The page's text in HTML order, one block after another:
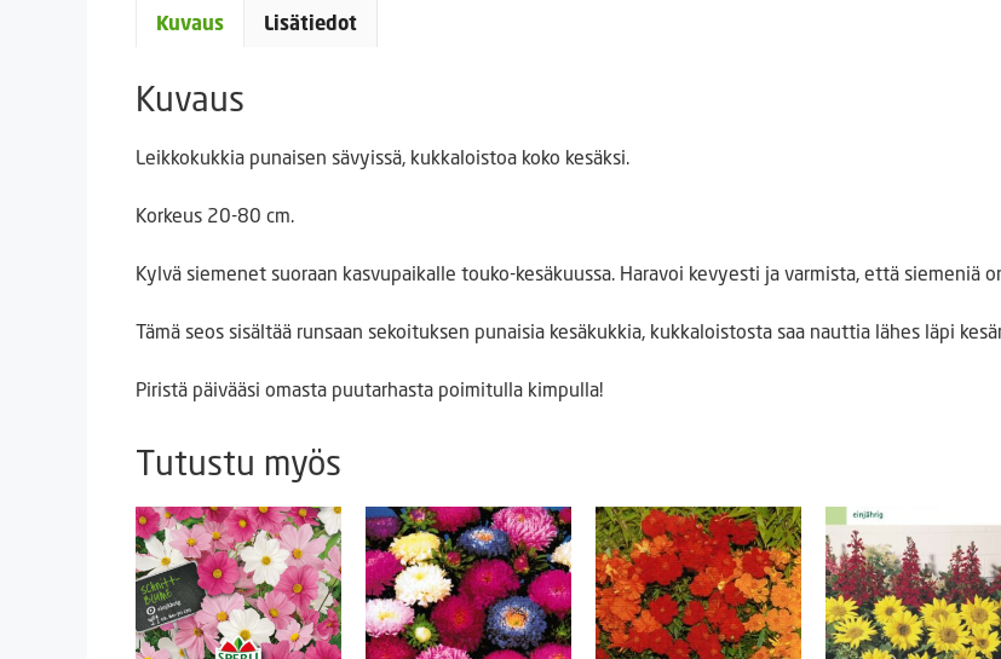
Kuvaus Lisätiedot
Kuvaus
Leikkokukkia punaisen sävyissä, kukkaloistoa koko kesäksi.
Korkeus 20-80 cm.
Kylvä siemenet suoraan kasvupaikalle touko-kesäkuussa. Haravoi kevyesti ja varmista, että siemeniä
Tämä seos sisältää runsaan sekoituksen punaisia kesäkukkia, kukkaloistosta saa nauttia lähes läpi
Piristä päivääsi omasta puutarhasta poimitulla kimpulla!
Tutustu myös